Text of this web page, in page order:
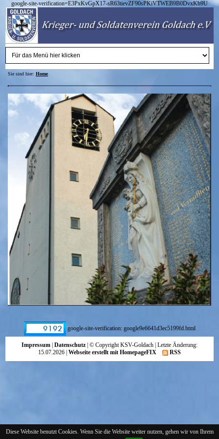
Diese Website benutzt Cookies. Wenn Sie die Website weiter nutzen, gehen wir von Ihrem
google-site-verification=E3PxKvGpX17-sR63tievZF90sPKiVTWEB9B0DvxKb9U
Sie sind hier:Home
google-site-verification: google9e6641d3ec5199fd.html
Impressum Datenschutz | © Copyright KSV-Goldach | Letzte Änderung:
15.07.2026 | Webseite erstellt mit HomepageFIX RSS